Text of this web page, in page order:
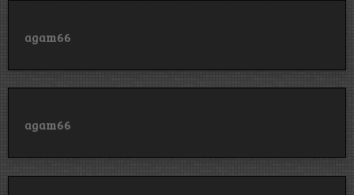
agam66
agam66